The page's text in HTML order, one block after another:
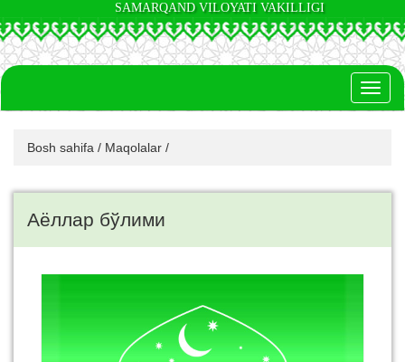
SAMARQAND VILOYATI VAKILLIGI
Bosh sahifa / Maqolalar /
Аёллар бўлими